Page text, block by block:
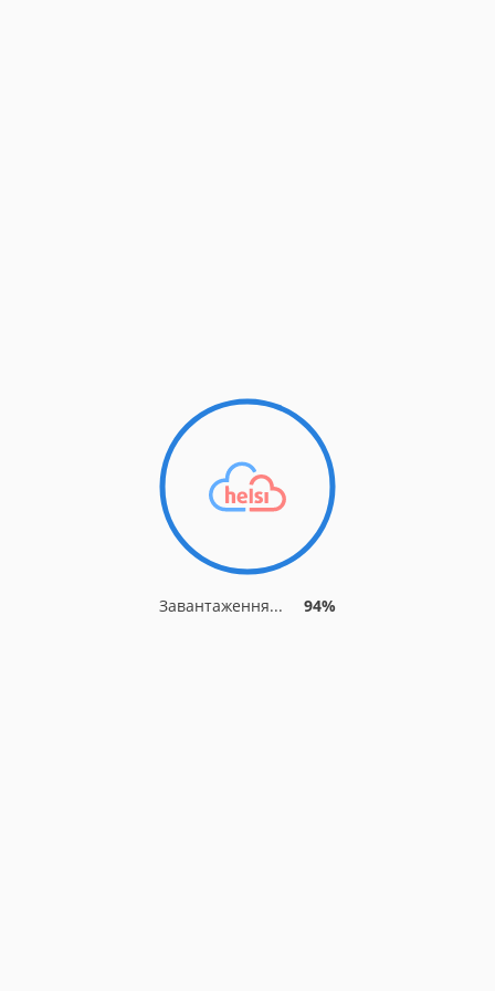
Завантаження... 94%